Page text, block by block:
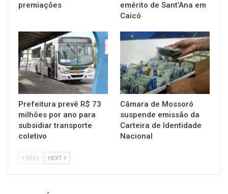
premiações
emérito de Sant’Ana em
Caicó
Prefeitura prevê R$ 73
milhões por ano para
subsidiar transporte
coletivo
Câmara de Mossoró
suspende emissão da
Carteira de Identidade
Nacional
PREV NEXT